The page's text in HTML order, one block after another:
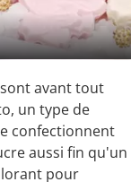
avant tout
un type de
confectionnent
aussi fin qu'un
pour